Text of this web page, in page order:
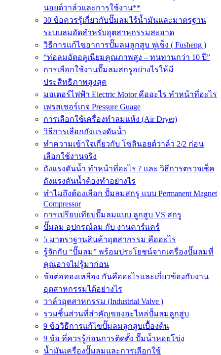
นอยด์วาล์วและการใช้งาน**
30 ข้อควรรู้เกี่ยวกับปั๊มลมไร้น้ำมันและมาตรฐาน
ระบบลมอัดสำหรับอุตสาหกรรมสะอาด
วิธีการแก้ไขอาการปั๊มลมลูกสูบ ฟูเช็ง ( Fusheng )
“ท่อลมอัดอลูเนียมคุณภาพสูง – ทนทานกว่า 10 ปี”
การเลือกใช้งานปั๊มลมสกรูอย่างไรให้มี
ประสิทธิภาพสูงสุด
มอเตอร์ไฟฟ้า Electric Motor คืออะไร ทำหน้าที่อะไร
เพรสเชอร์เกจ Pressure Guage
การเลือกใช้เครื่องทำลมแห้ง (Air Dryer)
วิธีการเลือกถังแรงดันน้ำ
ทำความเข้าใจเกี่ยวกับ โซลินอยด์วาล์ว 2/2 ก่อน
เลือกใช้งานจริง
ถังแรงดันน้ำ ทำหน้าที่อะไร ? และ วิธีการตรวจเช็ค
ถังแรงดันน้ำต้องทำอย่างไร
ทำไมถึงต้องเลือก ปั้มลมสกรู แบบ Permanent Magnet
Compressor
การเปรียบเทียบปั๊มลมแบบ ลูกสูบ VS สกรู
ปั๊มลม อุปกรณ์ลม กับ งานคาร์แคร์
5 มาตราฐานสินค้าอุตสากรรม คืออะไร
รู้จักกับ “ปั๊มลม” พร้อมประโยชน์จากเครื่องปั๊มลมที่
คุณอาจไม่รู้มาก่อน
ข้อต่อทองเหลือง กันคืออะไรและเกี่ยวข้องกับงาน
อุตสาหกรรมได้อย่างไร
วาล์วอุตสาหกรรม (Industrial Valve )
รวมชิ้นส่วนที่สำคัญของอะไหล่ปั้มลมลูกสูบ
9 ข้อวิธีการแก้ไขปั๊มลมลูกสูบเบื้องต้น
9 ข้อ ที่ควรรู้ก่อนการติดตั้ง ปั๊มน้ำหอยโข่ง
น้ำมันเครื่องปั๊มลมและการเลือกใช้